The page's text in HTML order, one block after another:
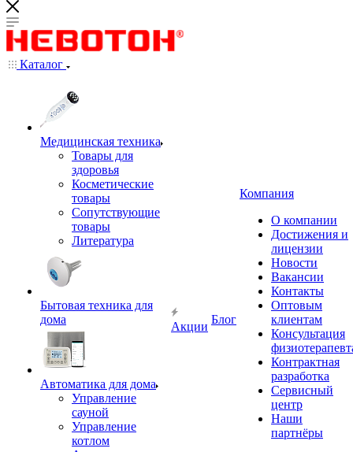
Каталог
Медицинская техника
Товары для
здоровья
Косметические
товары
Сопутствующие
товары
Литература
Бытовая техника для
дома
Автоматика для дома
Управление
сауной
Управление
котлом
Акции
Блог
Компания
О компании
Достижения и
лицензии
Новости
Вакансии
Контакты
Оптовым
клиентам
Консультация
Контрактная
разработка
Сервисный
центр
Наши
партнёры